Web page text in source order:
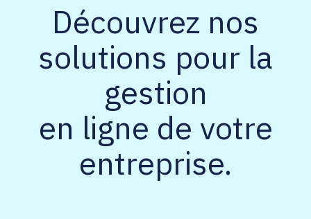
Découvrez nos
solutions pour la
gestion
en ligne de votre
entreprise.